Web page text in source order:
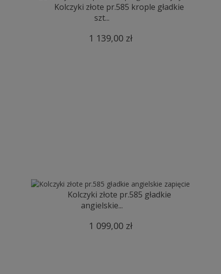
Kolczyki złote pr.585 krople gładkie
szt...
1 139,00 zł
Kolczyki złote pr.585 gładkie
angielskie...
1 099,00 zł